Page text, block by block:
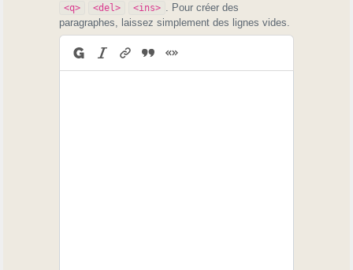
<q> <del> <ins>
. Pour créer des
paragraphes, laissez simplement des lignes vides.